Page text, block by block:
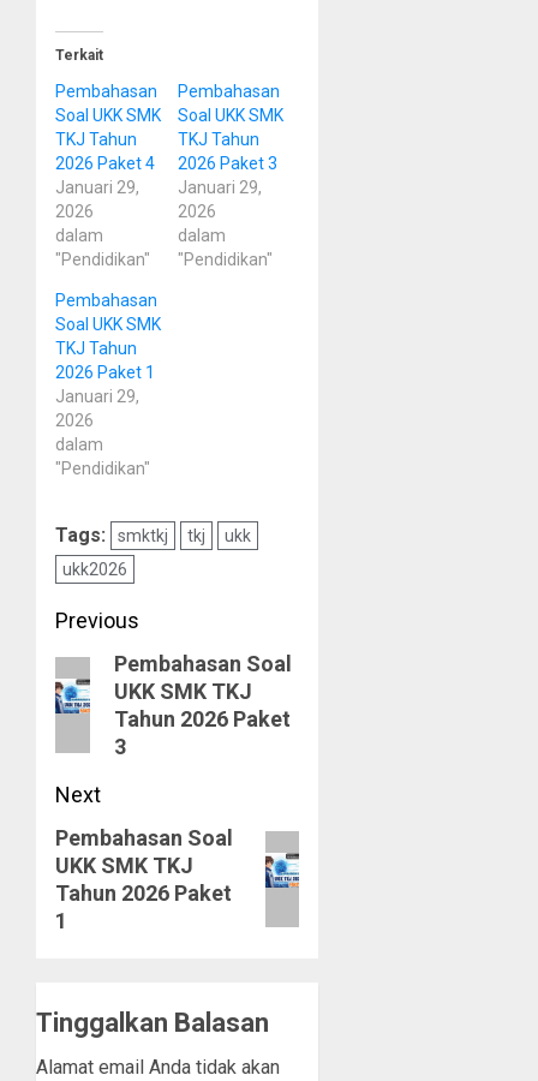
Terkait
Pembahasan
Soal UKK SMK
TKJ Tahun
2026 Paket 4
Januari 29,
2026
dalam
"Pendidikan"
Pembahasan
Soal UKK SMK
TKJ Tahun
2026 Paket 3
Januari 29,
2026
dalam
"Pendidikan"
Pembahasan
Soal UKK SMK
TKJ Tahun
2026 Paket 1
Januari 29,
2026
dalam
"Pendidikan"
Tags: smktkj tkj
ukk
ukk2026
Post
navigation
Previous
Previous
post:
Pembahasan Soal
UKK SMK TKJ
Tahun 2026 Paket
3
Next
Next
post:
Pembahasan Soal
UKK SMK TKJ
Tahun 2026 Paket
1
Tinggalkan Balasan
Alamat email Anda tidak akan